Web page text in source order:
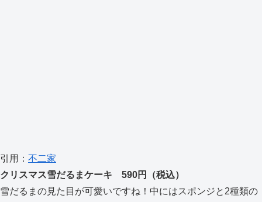
引用： 不二家
クリスマス雪だるまケーキ 590円（税込）
雪だるまの見た目が可愛いですね！中にはスポンジと2種類の